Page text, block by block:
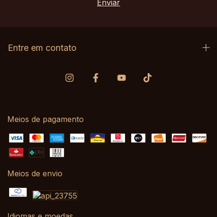
Entre em contato
Meios de pagamento
Meios de envio